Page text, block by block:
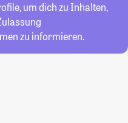
um dich zu Inhalten,
zu informieren.